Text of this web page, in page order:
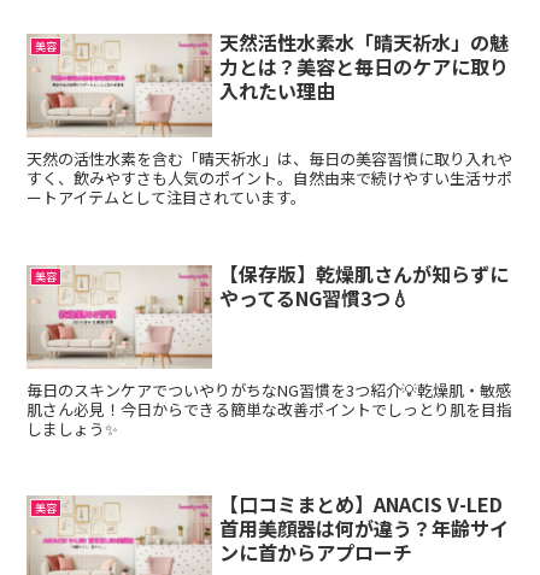
美容
天然活性水素水「晴天祈水」の魅
力とは？美容と毎日のケアに取り
入れたい理由
天然の活性水素を含む「晴天祈水」は、毎日の美容習慣に取り入れや
すく、飲みやすさも人気のポイント。自然由来で続けやすい生活サポ
ートアイテムとして注目されています。
美容
【保存版】乾燥肌さんが知らずに
やってるNG習慣3つ💧
毎日のスキンケアでついやりがちなNG習慣を3つ紹介💡乾燥肌・敏感
肌さん必見！今日からできる簡単な改善ポイントでしっとり肌を目指
しましょう✨
美容
【口コミまとめ】ANACIS V-LED
首用美顔器は何が違う？年齢サイ
ンに首からアプローチ